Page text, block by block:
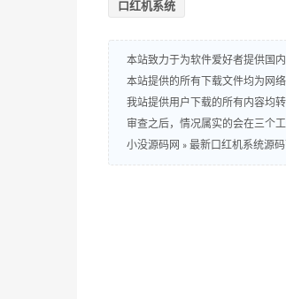
口红机系统
本站致力于为软件爱好者提供国
本站提供的所有下载文件均为网
我站提供用户下载的所有内容均
审查之后，情况属实的会在三个
小没源码网 » 最新口红机系统源码